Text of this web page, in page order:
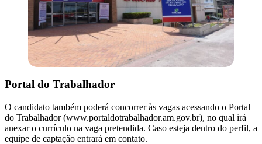
Portal do Trabalhador
O candidato também poderá concorrer às vagas acessando o Portal
do Trabalhador (www.portaldotrabalhador.am.gov.br), no qual irá
anexar o currículo na vaga pretendida. Caso esteja dentro do perfil, a
equipe de captação entrará em contato.